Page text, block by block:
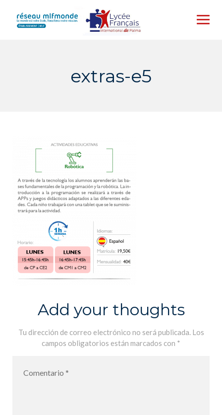
content
extras-e5
Add your thoughts
Tu dirección de correo electrónico no será publicada. Los
campos obligatorios están marcados con *